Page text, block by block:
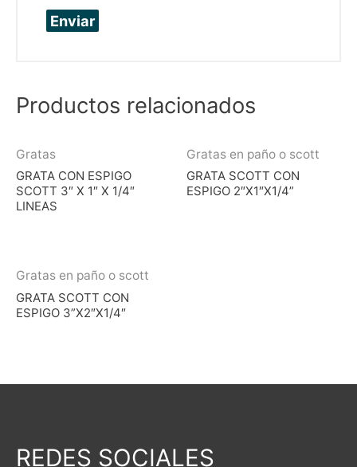
Productos relacionados
Gratas
GRATA CON ESPIGO
SCOTT 3″ X 1″ X 1/4″
LINEAS
Gratas en paño o scott
GRATA SCOTT CON
ESPIGO 2″X1″X1/4”
Gratas en paño o scott
GRATA SCOTT CON
ESPIGO 3”X2″X1/4″
REDES SOCIALES